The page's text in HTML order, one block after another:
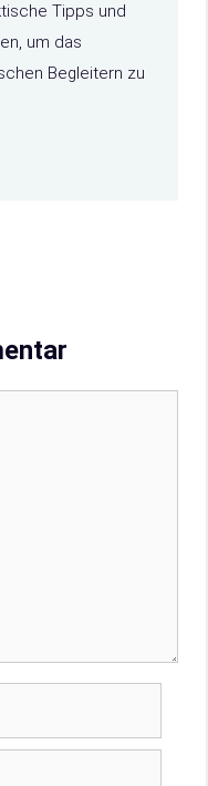
Tipps und
um das
Begleitern zu